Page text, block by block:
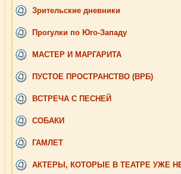
Зрительские дневники
Прогулки по Юго-Западу
МАСТЕР И МАРГАРИТА
ПУСТОЕ ПРОСТРАНСТВО (ВРБ)
ВСТРЕЧА С ПЕСНЕЙ
СОБАКИ
ГАМЛЕТ
АКТЕРЫ, КОТОРЫЕ В ТЕАТРЕ УЖЕ